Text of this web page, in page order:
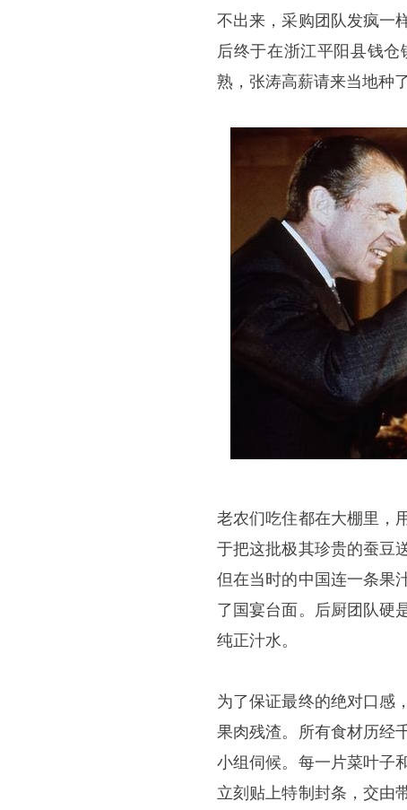
不出来，采购团队发疯一
后终于在浙江平阳县钱
熟，张涛高薪请来当地种
老农们吃住都在大棚里，
于把这批极其珍贵的蚕豆
但在当时的中国连一条果
了国宴台面。后厨团队硬
纯正汁水。
为了保证最终的绝对口感
果肉残渣。所有食材历经
小组伺候。每一片菜叶子
立刻贴上特制封条，交由